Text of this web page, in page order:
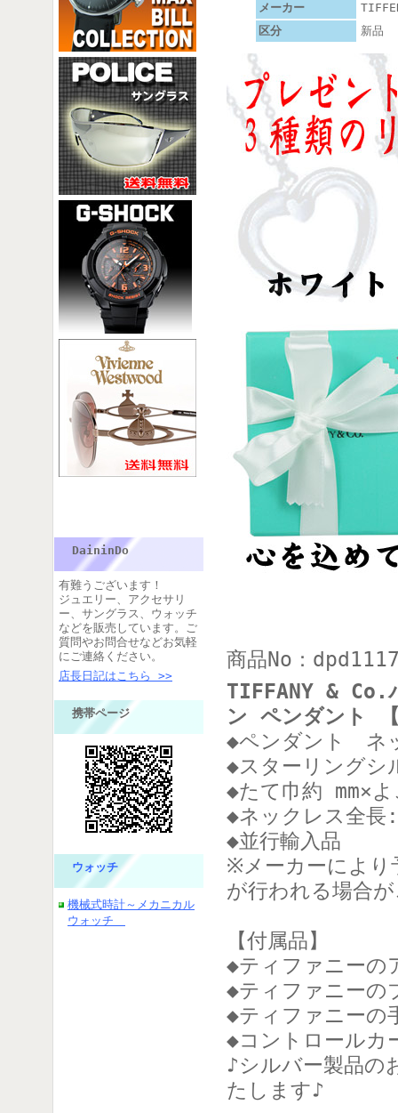
DaininDo
有難うございます！
ジュエリー、アクセサリ
ー、サングラス、ウォッチ
などを販売しています。ご
質問やお問合せなどお気軽
にご連絡ください。
店長日記はこちら >>
携帯ページ
ウォッチ
機械式時計～メカニカル
ウォッチ
メーカー
区分
新品
商品No：
TIFFANY & Co.
ン ペンダント
◆ペンダント ネ
◆スターリング
◆たて巾約 mm×よ
◆ネックレス全
◆並行輸入品
※メーカーにより
が行われる場合
【付属品】
◆ティファニーの
◆ティファニーの
◆ティファニーの
◆コントロールカ
♪シルバー製品の
たします♪